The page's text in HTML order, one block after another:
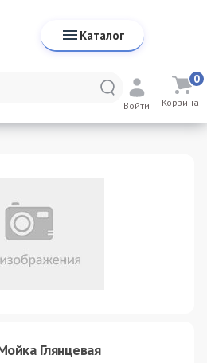
Каталог
Войти Корзина
0
Глянцевая